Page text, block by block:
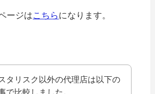
ージはこちらになります。
タリスク以外の代理店は以下の
で比較しました。